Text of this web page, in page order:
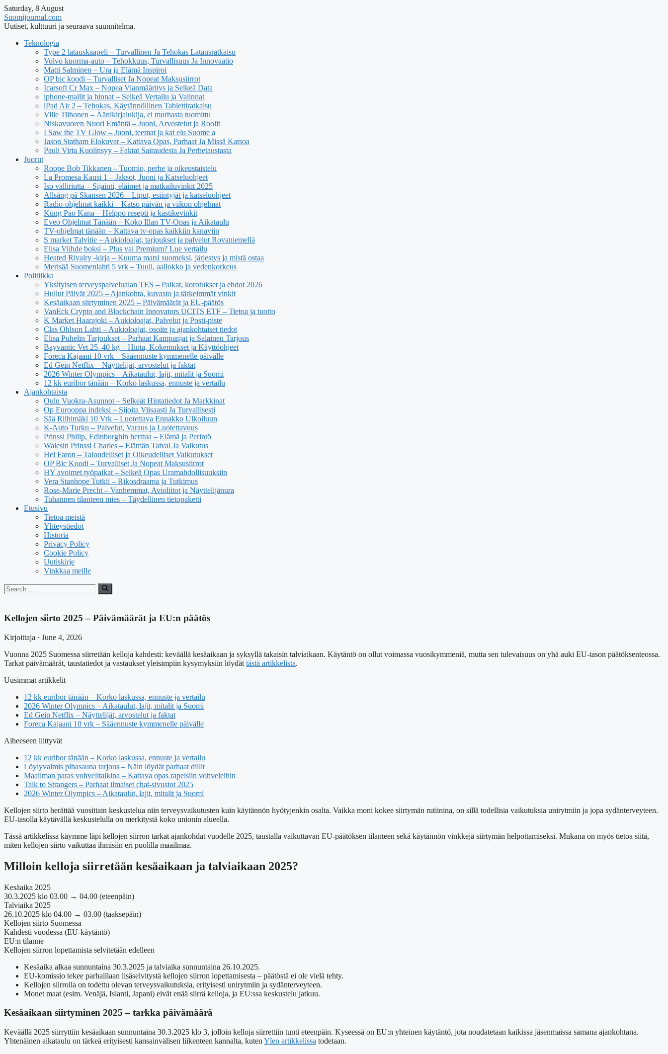
Saturday, 8 August
Suomijournal.com
Uutiset, kulttuuri ja seuraava suunnitelma.
Teknologia
Type 2 latauskaapeli – Turvallinen Ja Tehokas Latausratkaisu
Volvo kuorma-auto – Tehokkuus, Turvallisuus Ja Innovaatio
Matti Salminen – Ura ja Elämä Inspiroi
OP bic koodi – Turvalliset Ja Nopeat Maksusiirrot
Icarsoft Cr Max – Nopea Vianmääritys ja Selkeä Data
iphone-mallit ja hinnat – Selkeä Vertailu ja Valinnat
iPad Air 2 – Tehokas, Käytännöllinen Tablettiratkaisu
Ville Tiihonen – Äänikirjalukija, ei murhasta tuomittu
Niskavuoren Nuori Emäntä – Juoni, Arvostelut ja Roolit
I Saw the TV Glow – Juoni, teemat ja kat elu Suome a
Jason Statham Elokuvat – Kattava Opas, Parhaat Ja Missä Katsoa
Pauli Virta Kuolinsyy – Faktat Sairaudesta Ja Perhetaustasta
Juorut
Roope Bob Tikkanen – Tuomio, perhe ja oikeustaistelu
La Promesa Kausi 1 – Jaksot, Juoni ja Katseluohjeet
Iso valliriutta – Sijainti, eläimet ja matkailuvinkit 2025
Allsång på Skansen 2026 – Liput, esiintyjät ja katseluohjeet
Radio-ohjelmat kaikki – Katso päivän ja viikon ohjelmat
Kung Pao Kana – Helppo resepti ja kastikevinkit
Eveo Ohjelmat Tänään – Koko Illan TV-Opas ja Aikataulu
TV-ohjelmat tänään – Kattava tv-opas kaikkiin kanaviin
S market Talvitie – Aukioloajat, tarjoukset ja palvelut Rovaniemellä
Elisa Viihde boksi – Plus vai Premium? Lue vertailu
Heated Rivalry -kirja – Kuuma matsi suomeksi, järjestys ja mistä ostaa
Merisää Suomenlahti 5 vrk – Tuuli, aallokko ja vedenkorkeus
Politiikka
Yksityisen terveyspalvelualan TES – Palkat, korotukset ja ehdot 2026
Hullut Päivät 2025 – Ajankohta, kuvasto ja tärkeimmät vinkit
Kesäaikaan siirtyminen 2025 – Päivämäärät ja EU-päätös
VanEck Crypto and Blockchain Innovators UCITS ETF – Tietoa ja tuotto
K Market Haarajoki – Aukioloajat, Palvelut ja Posti-piste
Clas Ohlson Lahti – Aukioloajat, osoite ja ajankohtaiset tiedot
Elisa Puhelin Tarjoukset – Parhaat Kampanjat ja Salainen Tarjous
Bayvantic Vet 25–40 kg – Hinta, Kokemukset ja Käyttöohjeet
Foreca Kajaani 10 vrk – Sääennuste kymmenelle päivälle
Ed Gein Netflix – Näyttelijät, arvostelut ja faktat
2026 Winter Olympics – Aikataulut, lajit, mitalit ja Suomi
12 kk euribor tänään – Korko laskussa, ennuste ja vertailu
Ajankohtaista
Oulu Vuokra-Asunnot – Selkeät Hintatiedot Ja Markkinat
Op Eurooppa indeksi – Sijoita Viisaasti Ja Turvallisesti
Sää Riihimäki 10 Vrk – Luotettava Ennakko Ulkoiluun
K-Auto Turku – Palvelut, Varaus ja Luotettavuus
Prinssi Philip, Edinburghin herttua – Elämä ja Perintö
Walesin Prinssi Charles – Elämän Taival Ja Vaikutus
Hel Faron – Taloudelliset ja Oikeudelliset Vaikutukset
OP Bic Koodi – Turvalliset Ja Nopeat Maksusiirrot
HY avoimet työpaikat – Selkeä Opas Uramahdollisuuksiin
Vera Stanhope Tutkii – Rikosdraama ja Tutkimus
Rose-Marie Precht – Vanhemmat, Avioliitot ja Näyttelijänura
Tuhannen tilanteen mies – Täydellinen tietopaketti
Etusivu
Tietoa meistä
Yhteystiedot
Historia
Privacy Policy
Cookie Policy
Uutiskirje
Vinkkaa meille
Search
for:
Kellojen siirto 2025 – Päivämäärät ja EU:n päätös
Kirjoittaja · June 4, 2026
Vuonna 2025 Suomessa siirretään kelloja kahdesti: keväällä kesäaikaan ja syksyllä takaisin talviaikaan. Käytäntö on ollut voimassa vuosikymmeniä, mutta sen tulevaisuus on yhä auki EU-tason päätöksenteossa.
Tarkat päivämäärät, taustatiedot ja vastaukset yleisimpiin kysymyksiin löydät tästä artikkelista.
Uusimmat artikkelit
12 kk euribor tänään – Korko laskussa, ennuste ja vertailu
2026 Winter Olympics – Aikataulut, lajit, mitalit ja Suomi
Ed Gein Netflix – Näyttelijät, arvostelut ja faktat
Foreca Kajaani 10 vrk – Sääennuste kymmenelle päivälle
Aiheeseen liittyvät
12 kk euribor tänään – Korko laskussa, ennuste ja vertailu
Löylyvalmis pihasauna tarjous – Näin löydät parhaat diilit
Maailman paras vohvelitaikina – Kattava opas rapeisiin vohveleihin
Talk to Strangers – Parhaat ilmaiset chat-sivustot 2025
2026 Winter Olympics – Aikataulut, lajit, mitalit ja Suomi
Kellojen siirto herättää vuosittain keskustelua niin terveysvaikutusten kuin käytännön hyötyjenkin osalta. Vaikka moni kokee siirtymän rutiinina, on sillä todellisia vaikutuksia unirytmiin ja jopa sydänterveyteen.
EU-tasolla käytävällä keskustelulla on merkitystä koko unionin alueella.
Tässä artikkelissa käymme läpi kellojen siirron tarkat ajankohdat vuodelle 2025, taustalla vaikuttavan EU-päätöksen tilanteen sekä käytännön vinkkejä siirtymän helpottamiseksi. Mukana on myös tietoa siitä,
miten kellojen siirto vaikuttaa ihmisiin eri puolilla maailmaa.
Milloin kelloja siirretään kesäaikaan ja talviaikaan 2025?
Kesäaika 2025
30.3.2025 klo 03.00 → 04.00 (eteenpäin)
Talviaika 2025
26.10.2025 klo 04.00 → 03.00 (taaksepäin)
Kellojen siirto Suomessa
Kahdesti vuodessa (EU-käytäntö)
EU:n tilanne
Kellojen siirron lopettamista selvitetään edelleen
Kesäaika alkaa sunnuntaina 30.3.2025 ja talviaika sunnuntaina 26.10.2025.
EU-komissio tekee parhaillaan lisäselvitystä kellojen siirron lopettamisesta – päätöstä ei ole vielä tehty.
Kellojen siirrolla on todettu olevan terveysvaikutuksia, erityisesti unirytmiin ja sydänterveyteen.
Monet maat (esim. Venäjä, Islanti, Japani) eivät enää siirrä kelloja, ja EU:ssa keskustelu jatkuu.
Kesäaikaan siirtyminen 2025 – tarkka päivämäärä
Keväällä 2025 siirryttiin kesäaikaan sunnuntaina 30.3.2025 klo 3, jolloin kelloja siirrettiin tunti eteenpäin. Kyseessä on EU:n yhteinen käytäntö, jota noudatetaan kaikissa jäsenmaissa samana ajankohtana.
Yhtenäinen aikataulu on tärkeä erityisesti kansainvälisen liikenteen kannalta, kuten Ylen artikkelissa todetaan.